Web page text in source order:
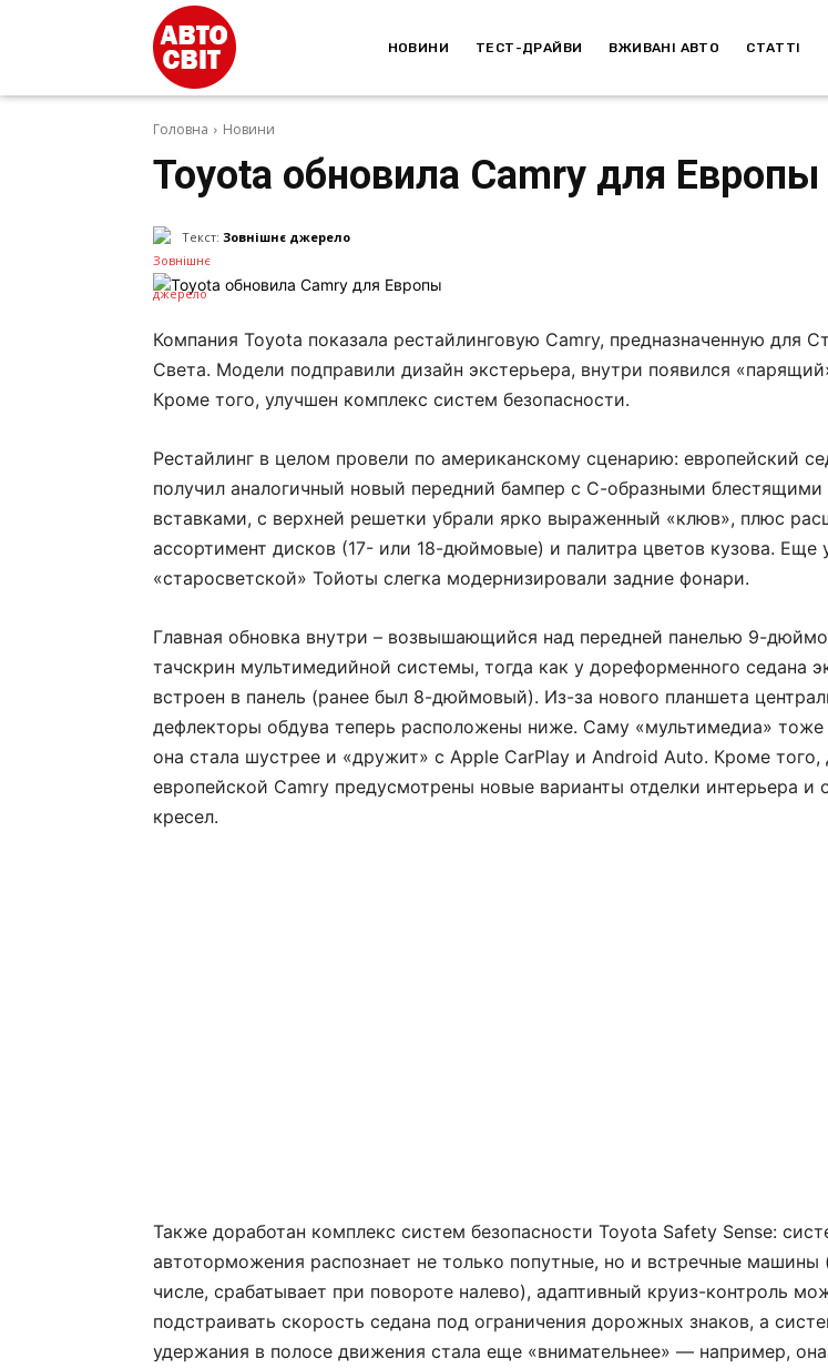
НОВИНИ ТЕСТ-ДРАЙВИ ВЖИВАНІ АВТО СТАТТІ
Головна Новини
Toyota обновила Camry для Европы
Текст: Зовнішнє джерело
Компания Toyota показала рестайлинговую Camry, предназначенную для
Света. Модели подправили дизайн экстерьера, внутри появился
Кроме того, улучшен комплекс систем безопасности.
Рестайлинг в целом провели по американскому сценарию: европейский
получил аналогичный новый передний бампер с С-образными блестящими
вставками, с верхней решетки убрали ярко выраженный «клюв», плюс
ассортимент дисков (17- или 18-дюймовые) и палитра цветов кузова. Еще
«старосветской» Тойоты слегка модернизировали задние фонари.
Главная обновка внутри – возвышающийся над передней панелью 9-
тачскрин мультимедийной системы, тогда как у дореформенного седана
встроен в панель (ранее был 8-дюймовый). Из-за нового планшета
дефлекторы обдува теперь расположены ниже. Саму «мультимедиа» тоже
она стала шустрее и «дружит» с Apple CarPlay и Android Auto. Кроме того,
европейской Camry предусмотрены новые варианты отделки интерьера и
кресел.
Также доработан комплекс систем безопасности Toyota Safety Sense:
автоторможения распознает не только попутные, но и встречные машины
числе, срабатывает при повороте налево), адаптивный круиз-контроль
подстраивать скорость седана под ограничения дорожных знаков, а
удержания в полосе движения стала еще «внимательнее» — например, она